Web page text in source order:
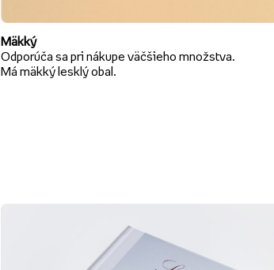
Mäkký
Odporúča sa pri nákupe väčšieho množstva.
Má mäkký lesklý obal.